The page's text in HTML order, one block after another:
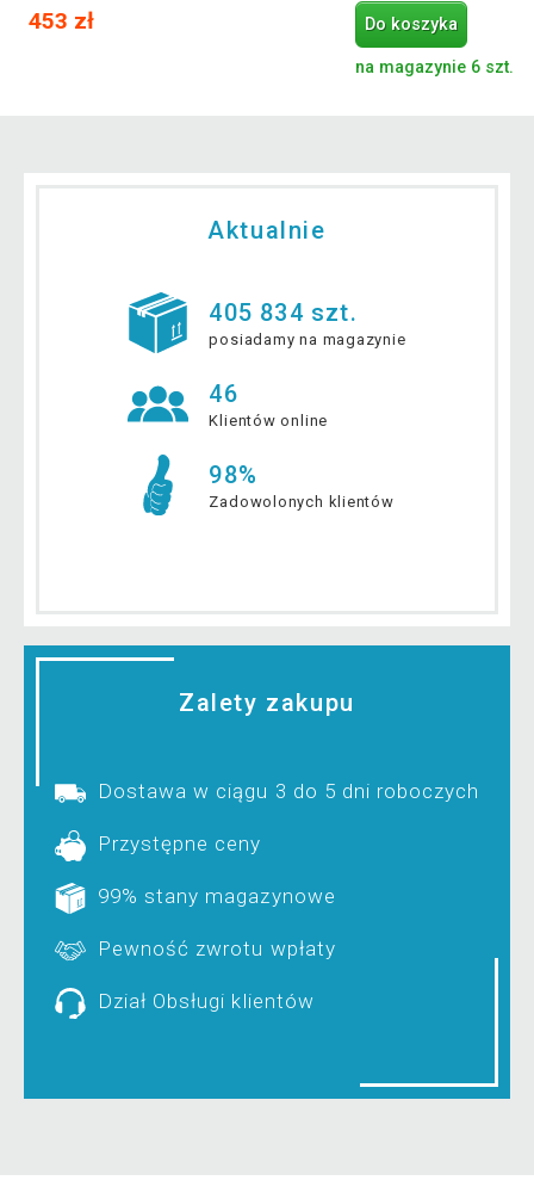
453 zł Do koszyka
na magazynie 6 szt.
Aktualnie
405 834 szt.
posiadamy na magazynie
46
Klientów online
98%
Zadowolonych klientów
Zalety zakupu
Dostawa w ciągu 3 do 5 dni roboczych
Przystępne ceny
99% stany magazynowe
Pewność zwrotu wpłaty
Dział Obsługi klientów